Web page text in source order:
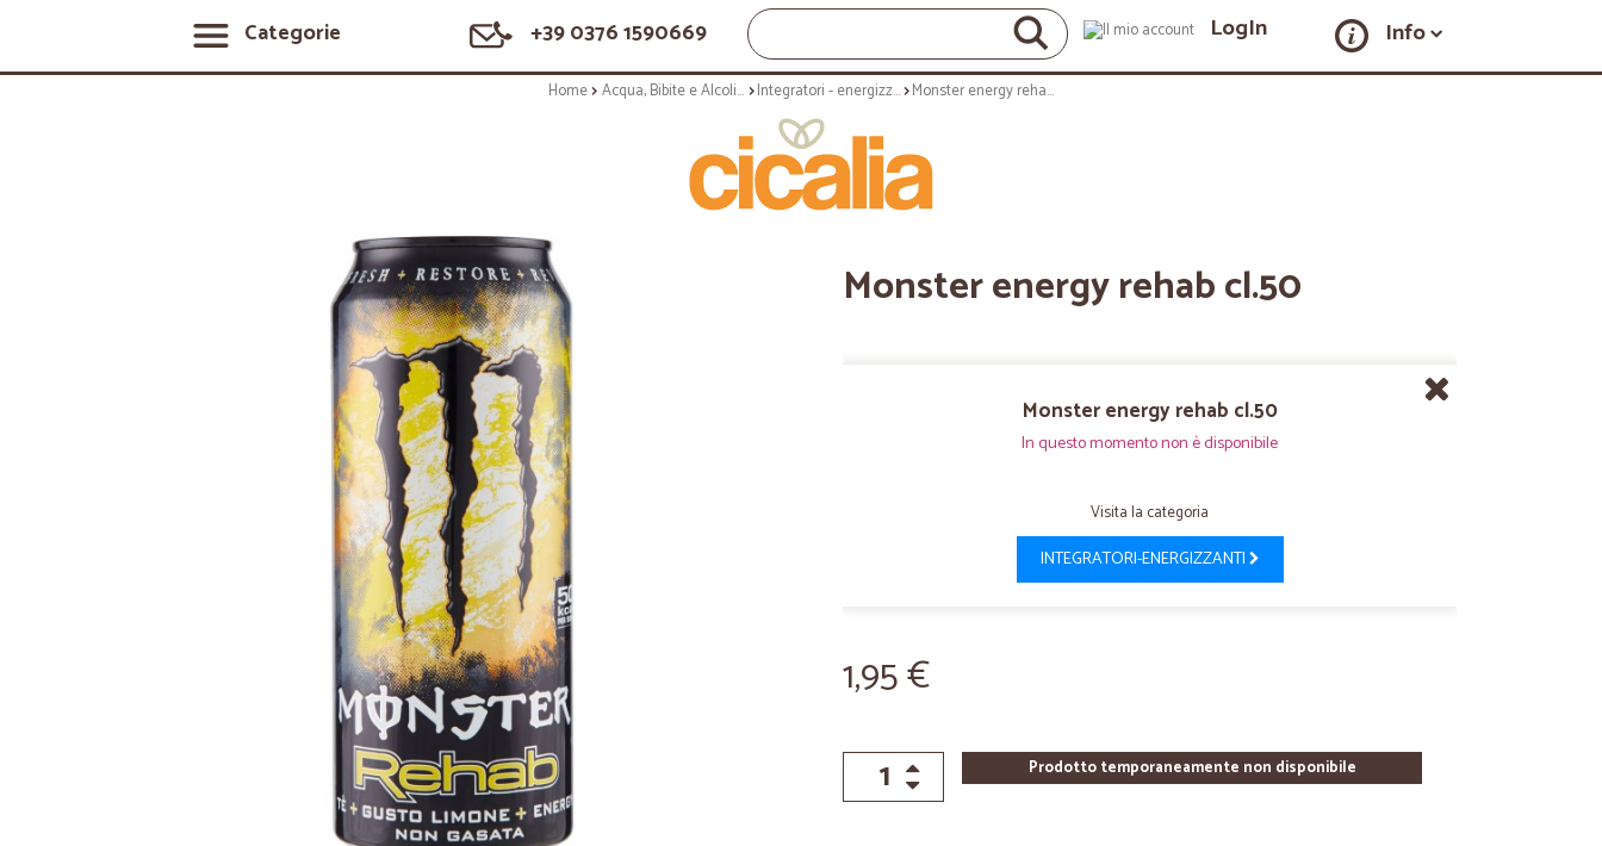
Categorie +39 0376 1590669 LogIn Info
Home Acqua, Bibite e Alcolici Integratori - energizzanti Monster energy rehab cl.50
Monster energy rehab cl.50
Monster energy rehab cl.50
In questo momento non è disponibile
Visita la categoria
INTEGRATORI-ENERGIZZANTI
1,95 €
Prodotto temporaneamente non disponibile